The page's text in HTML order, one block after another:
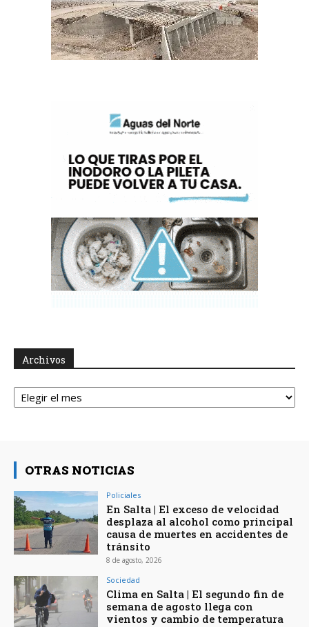
Archivos
Archivos
OTRAS NOTICIAS
Policiales
En Salta | El exceso de velocidad
desplaza al alcohol como principal
causa de muertes en accidentes de
tránsito
8 de agosto, 2026
Sociedad
Clima en Salta | El segundo fin de
semana de agosto llega con
vientos y cambio de temperatura